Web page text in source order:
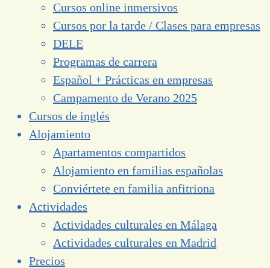
Cursos online inmersivos
Cursos por la tarde / Clases para empresas
DELE
Programas de carrera
Español + Prácticas en empresas
Campamento de Verano 2025
Cursos de inglés
Alojamiento
Apartamentos compartidos
Alojamiento en familias españolas
Conviértete en familia anfitriona
Actividades
Actividades culturales en Málaga
Actividades culturales en Madrid
Precios